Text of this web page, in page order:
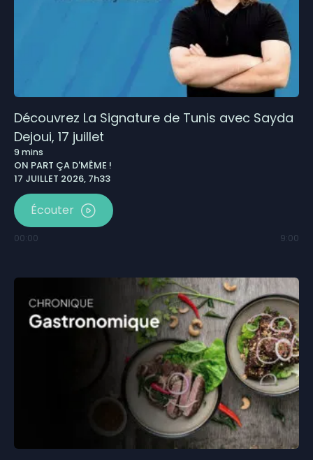
Découvrez La Signature de Tunis avec Sayda
Dejoui, 17 juillet
9 mins
ON PART ÇA D'MÊME !
17 JUILLET 2026, 7h33
Écouter
00:00 9:00